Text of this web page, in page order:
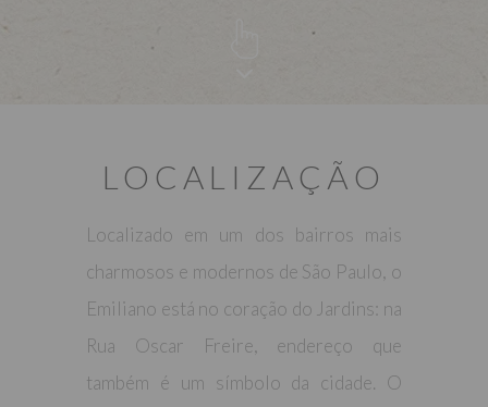
LOCALIZAÇÃO
Localizado em um dos bairros mais
charmosos e modernos de São Paulo, o
Emiliano está no coração do Jardins: na
Rua Oscar Freire, endereço que
também é um símbolo da cidade. O